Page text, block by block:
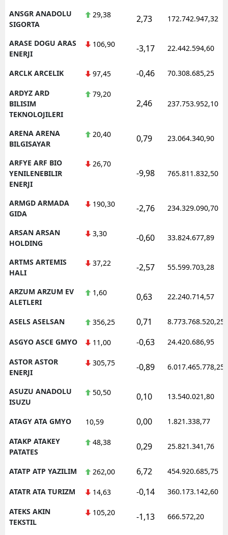
ANSGR ANADOLU
SIGORTA
29,38 2,73 172.742.947,32
ARASE DOGU ARAS
ENERJI
106,90 -3,17 22.442.594,60
ARCLK ARCELIK 97,45 -0,46 70.308.685,25
ARDYZ ARD
BILISIM
TEKNOLOJILERI
79,20
2,46 237.753.952,10
ARENA ARENA
BILGISAYAR
20,40 0,79 23.064.340,90
ARFYE ARF BIO
YENILENEBILIR
ENERJI
26,70
-9,98 765.811.832,50
ARMGD ARMADA
GIDA
190,30 -2,76 234.329.090,70
ARSAN ARSAN
HOLDING
3,30 -0,60 33.824.677,89
ARTMS ARTEMIS
HALI
37,22 -2,57 55.599.703,28
ARZUM ARZUM EV
ALETLERI
1,60 0,63 22.240.714,57
ASELS ASELSAN 356,25 0,71 8.773.768.520,25
ASGYO ASCE GMYO 11,00 -0,63 24.420.686,95
ASTOR ASTOR
ENERJI
305,75 -0,89 6.017.465.778,25
ASUZU ANADOLU
ISUZU
50,50 0,10 13.540.021,80
ATAGY ATA GMYO 10,59 0,00 1.821.338,77
ATAKP ATAKEY
PATATES
48,38 0,29 25.821.341,76
ATATP ATP YAZILIM 262,00 6,72 454.920.685,75
ATATR ATA TURIZM 14,63 -0,14 360.173.142,60
ATEKS AKIN
TEKSTIL
105,20 -1,13 666.572,20